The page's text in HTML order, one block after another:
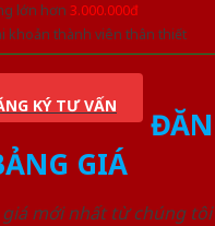
lớn hơn 3.000.000đ
khoản thành viên thân thiết
KÝ TƯ VẤN
GIÁ
mới nhất từ chúng tôi